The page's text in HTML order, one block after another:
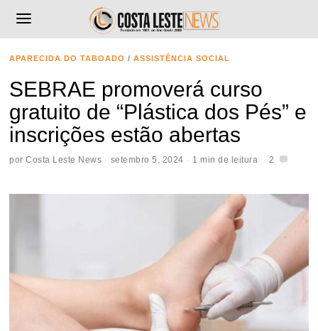
APARECIDA DO TABOADO / ASSISTÊNCIA SOCIAL
SEBRAE promoverá curso
gratuito de “Plástica dos Pés” e
inscrições estão abertas
porCosta Leste News setembro 5, 2024 1 min de leitura 2